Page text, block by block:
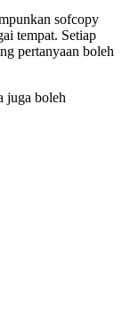
sofcopy
tempat. Setiap
pertanyaan boleh
juga boleh